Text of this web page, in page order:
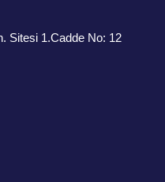
Sitesi 1.Cadde No: 12